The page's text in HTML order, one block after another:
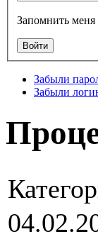
Запомнить меня
Забыли
Забыли